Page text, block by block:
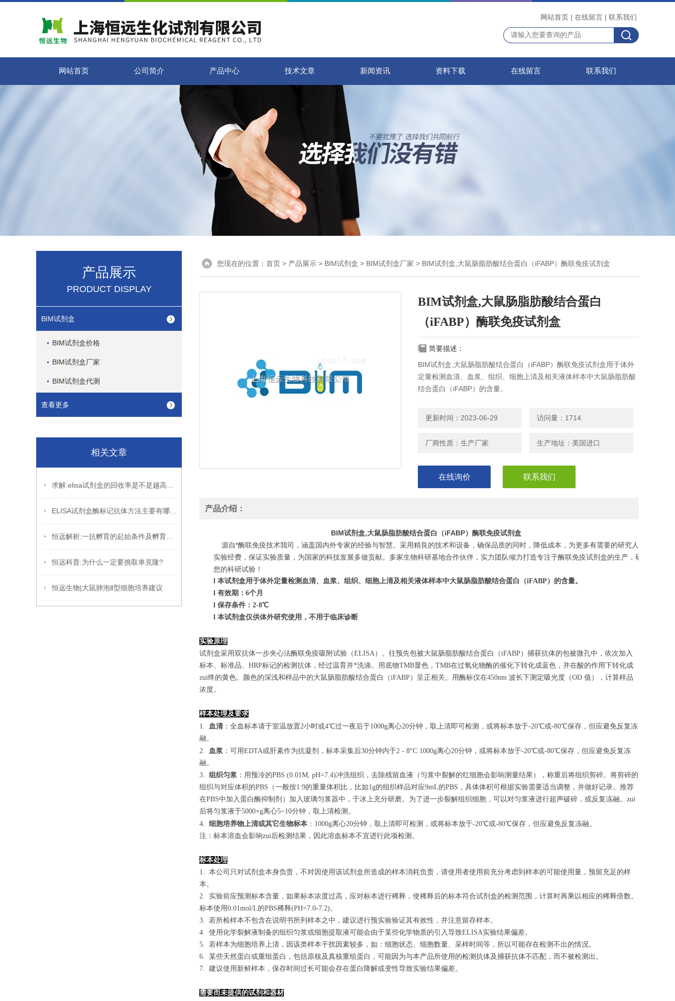
网站首页 | 在线留言 | 联系我们
网站首页 公司简介 产品中心 技术文章 新闻资讯 资料下载 在线留言 联系我们
产品展示
PRODUCT DISPLAY
BIM试剂盒
BIM试剂盒价格
BIM试剂盒厂家
BIM试剂盒代测
查看更多
相关文章
恒远科普:为什么一定要挑取单克隆?
恒远生物|大鼠肺泡Ⅱ型细胞培养建议
您现在的位置： 首页 > 产品展示 > BIM试剂盒 > BIM试剂盒厂家 > BIM试剂盒,大鼠肠脂肪酸结合蛋白（iFABP）酶联免疫试剂盒
BIM试剂盒,大鼠肠脂肪酸结合蛋白
（iFABP）酶联免疫试剂盒
简要描述：
BIM试剂盒,大鼠肠脂肪酸结合蛋白（iFABP）酶联免疫试剂盒用于体外
定量检测血清、血浆、组织、细胞上清及相关液体样本中大鼠肠脂肪酸
结合蛋白（iFABP）的含量。
更新时间：2023-06-29 访问量：1714
厂商性质：生产厂家 生产地址：美国进口
在线询价 联系我们
产品介绍：
BIM试剂盒,大鼠肠脂肪酸结合蛋白（iFABP）酶联免疫试剂盒
源自*酶联免疫技术我司，涵盖国内外专家的经验与智慧。采用精良的技术和设备，确保品质的同时，降低成本，为更多有需要的研究人员，节省
实验经费，保证实验质量，为国家的科技发展多做贡献。多家生物科研基地合作伙伴，实力团队倾力打造专注于酶联免疫试剂盒的生产，研发，助力
您的科研试验！
l 本试剂盒用于体外定量检测血清、血浆、组织、细胞上清及相关液体样本中大鼠肠脂肪酸结合蛋白 （iFABP ）的含量。
l 有效期：6个月
l 保存条件： 2-8℃
l 本试剂盒仅供体外研究使用，不用于临床诊断
实验原理
试剂盒采用双抗体一步夹心法酶联免疫吸附试验（ELISA）。往预先包被大鼠肠脂肪酸结合蛋白（iFABP）捕获抗体的包被微孔中，依次加入
标本、标准品、HRP标记的检测抗体，经过温育并*洗涤。用底物TMB显色，TMB在过氧化物酶的催化下转化成蓝色，并在酸的作用下转化成
zui终的黄色。颜色的深浅和样品中的大鼠肠脂肪酸结合蛋白（iFABP）呈正相关。用酶标仪在450nm 波长下测定吸光度（OD 值），计算样品
浓度。
样本处理及要求
1. 血清 ：全血标本请于室温放置2小时或4℃过一夜后于1000g离心20分钟，取上清即可检测，或将标本放于-20℃或-80℃保存，但应避免反复冻
融。
2. 血浆 ：可用EDTA或肝素作为抗凝剂，标本采集后30分钟内于2 - 8°C 1000g离心20分钟，或将标本放于-20℃或-80℃保存，但应避免反复冻
融。
3. 组织匀浆 ：用预冷的PBS (0.01M, pH=7.4)冲洗组织，去除残留血液（匀浆中裂解的红细胞会影响测量结果），称重后将组织剪碎。将剪碎的
组织与对应体积的PBS（一般按1:9的重量体积比，比如1g的组织样品对应9mL的PBS，具体体积可根据实验需要适当调整，并做好记录。推荐
在PBS中加入蛋白酶抑制剂）加入玻璃匀浆器中，于冰上充分研磨。为了进一步裂解组织细胞，可以对匀浆液进行超声破碎，或反复冻融。zui
后将匀浆液于5000×g离心5~10分钟，取上清检测。
4. 细胞培养物上清或其它生物标本 ：1000g离心20分钟，取上清即可检测，或将标本放于-20℃或-80℃保存，但应避免反复冻融。
注：标本溶血会影响zui后检测结果，因此溶血标本不宜进行此项检测。
标本处理
1. 本公司只对试剂盒本身负责，不对因使用该试剂盒所造成的样本消耗负责，请使用者使用前充分考虑到样本的可能使用量，预留充足的样
本。
2. 实验前应预测标本含量，如果标本浓度过高，应对标本进行稀释，使稀释后的标本符合试剂盒的检测范围，计算时再乘以相应的稀释倍数。
标本使用0.01mol/L的PBS稀释(PH=7.0-7.2)。
3. 若所检样本不包含在说明书所列样本之中，建议进行预实验验证其有效性，并注意留存样本。
4. 使用化学裂解液制备的组织匀浆或细胞提取液可能会由于某些化学物质的引入导致ELISA实验结果偏差。
5. 若样本为细胞培养上清，因该类样本干扰因素较多，如：细胞状态、细胞数量、采样时间等，所以可能存在检测不出的情况。
6. 某些天然蛋白或重组蛋白，包括原核及真核重组蛋白，可能因为与本产品所使用的检测抗体及捕获抗体不匹配，而不被检测出。
7. 建议使用新鲜样本，保存时间过长可能会存在蛋白降解或变性导致实验结果偏差。
需要而未提供的试剂和器材